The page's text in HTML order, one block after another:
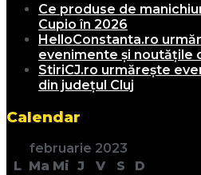
Ce produse de
Cupio în 2026
HelloConstanta.ro
evenimente și noutățile
StiriCJ.ro urmărește
din județul Cluj
Calendar
februarie 2023
L Ma Mi J V S
D